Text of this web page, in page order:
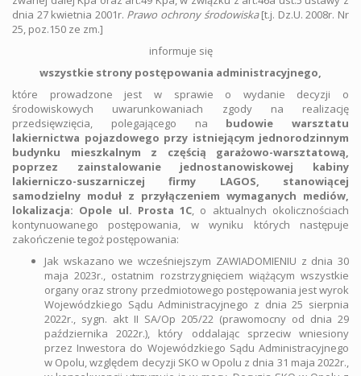
dnia 27 kwietnia 2001r. Prawo ochrony środowiska[t.j. Dz.U. 2008r. Nr
25, poz.150 ze zm.]
informuje się
wszystkie strony postępowania administracyjnego,
które prowadzone jest w sprawie o wydanie decyzji o
środowiskowych uwarunkowaniach zgody na realizację
przedsięwzięcia, polegającego na budowie warsztatu
lakiernictwa pojazdowego przy istniejącym jednorodzinnym
budynku mieszkalnym z częścią garażowo-warsztatową,
poprzez zainstalowanie jednostanowiskowej kabiny
lakierniczo-suszarniczej firmy LAGOS, stanowiącej
samodzielny moduł z przyłączeniem wymaganych mediów,
lokalizacja: Opole ul. Prosta 1C, o aktualnych okolicznościach
kontynuowanego postępowania, w wyniku których następuje
zakończenie tegoż postępowania:
Jak wskazano we wcześniejszym ZAWIADOMIENIU z dnia 30
maja 2023r., ostatnim rozstrzygnięciem wiążącym wszystkie
organy oraz strony przedmiotowego postępowania jest wyrok
Wojewódzkiego Sądu Administracyjnego z dnia 25 sierpnia
2022r., sygn. akt II SA/Op 205/22 (prawomocny od dnia 29
października 2022r.), który oddalając sprzeciw wniesiony
przez Inwestora do Wojewódzkiego Sądu Administracyjnego
w Opolu, względem decyzji SKO w Opolu z dnia 31 maja 2022r.,